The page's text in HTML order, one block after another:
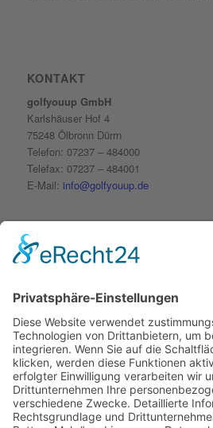
KONTAKT
golfyouup GmbH
Karlshäuser Hof 4
75248 Ölbronn Dürrn
Telefon: 07237 – 484000
Telefax: 07237 – 484001
E-Mail: info@golfyouup.de
Folge uns auf Facebook